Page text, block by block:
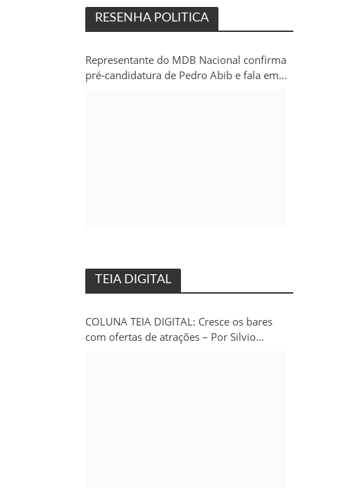
RESENHA POLITICA
Representante do MDB Nacional confirma
pré-candidatura de Pedro Abib e fala em
TEIA DIGITAL
COLUNA TEIA DIGITAL: Cresce os bares
com ofertas de atrações – Por Silvio